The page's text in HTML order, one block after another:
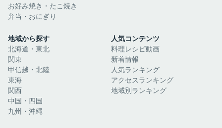
お好み焼き・たこ焼き
弁当・おにぎり
地域から探す
北海道・東北
関東
甲信越・北陸
東海
関西
中国・四国
九州・沖縄
人気コンテンツ
料理レシピ動画
新着情報
人気ランキング
アクセスランキング
地域別ランキング